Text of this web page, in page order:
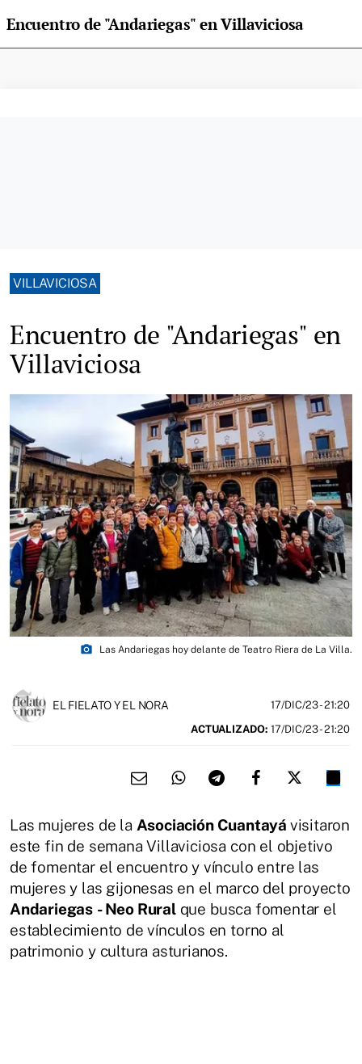
Encuentro de "Andariegas" en Villaviciosa
VILLAVICIOSA
Encuentro de "Andariegas" en
Villaviciosa
photo_camera Las Andariegas hoy delante de Teatro Riera de La Villa.
EL FIELATO Y EL NORA 17/DIC/23- 21:20
ACTUALIZADO: 17/DIC/23 - 21:20
Las mujeres de la Asociación Cuantayá visitaron
este fin de semana Villaviciosa con el objetivo
de fomentar el encuentro y vínculo entre las
mujeres y las gijonesas en el marco del proyecto
Andariegas - Neo Ruralque busca fomentar el
establecimiento de vínculos en torno al
patrimonio y cultura asturianos.